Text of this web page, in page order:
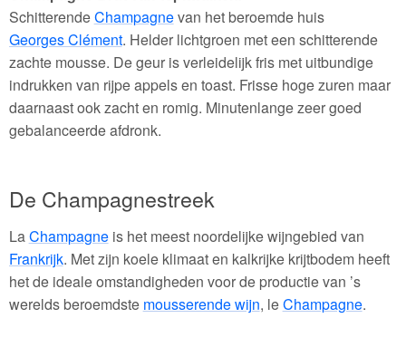
SchitterendeChampagnevan het beroemde huis
Georges Clément. Helder lichtgroen met een schitterende
zachte mousse. De geur is verleidelijk fris met uitbundige
indrukken van rijpe appels en toast. Frisse hoge zuren maar
daarnaast ook zacht en romig. Minutenlange zeer goed
gebalanceerde afdronk.
De Champagnestreek
LaChampagneis het meest noordelijke wijngebied van
Frankrijk. Met zijn koele klimaat en kalkrijke krijtbodem heeft
het de ideale omstandigheden voor de productie van ’s
werelds beroemdste mousserende wijn, leChampagne.